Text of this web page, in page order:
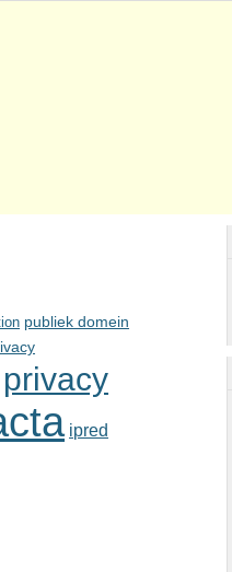
publiek domein
privacy
ipred